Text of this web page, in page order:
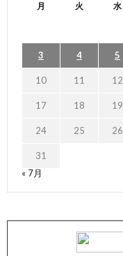
月 火 水
3 4 5
10 11 12
17 18 19
24 25 26
31
« 7月